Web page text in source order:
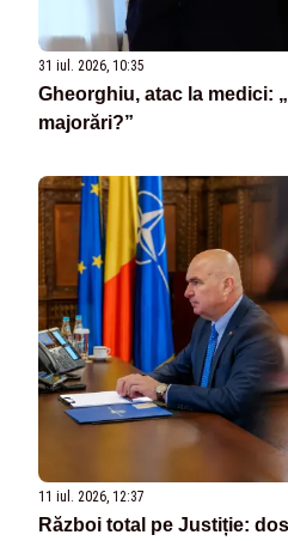
31 iul. 2026, 10:35
Gheorghiu, atac la medici:
majorări?”
11 iul. 2026, 12:37
Război total pe Justiție: